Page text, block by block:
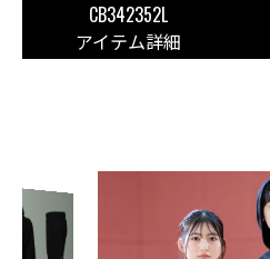
CB342352L
アイテム詳細